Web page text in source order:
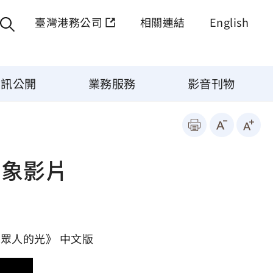
臺灣港務公司 相關連結 English
公開 業務服務 影音刊物
影片
人的光》 中文版